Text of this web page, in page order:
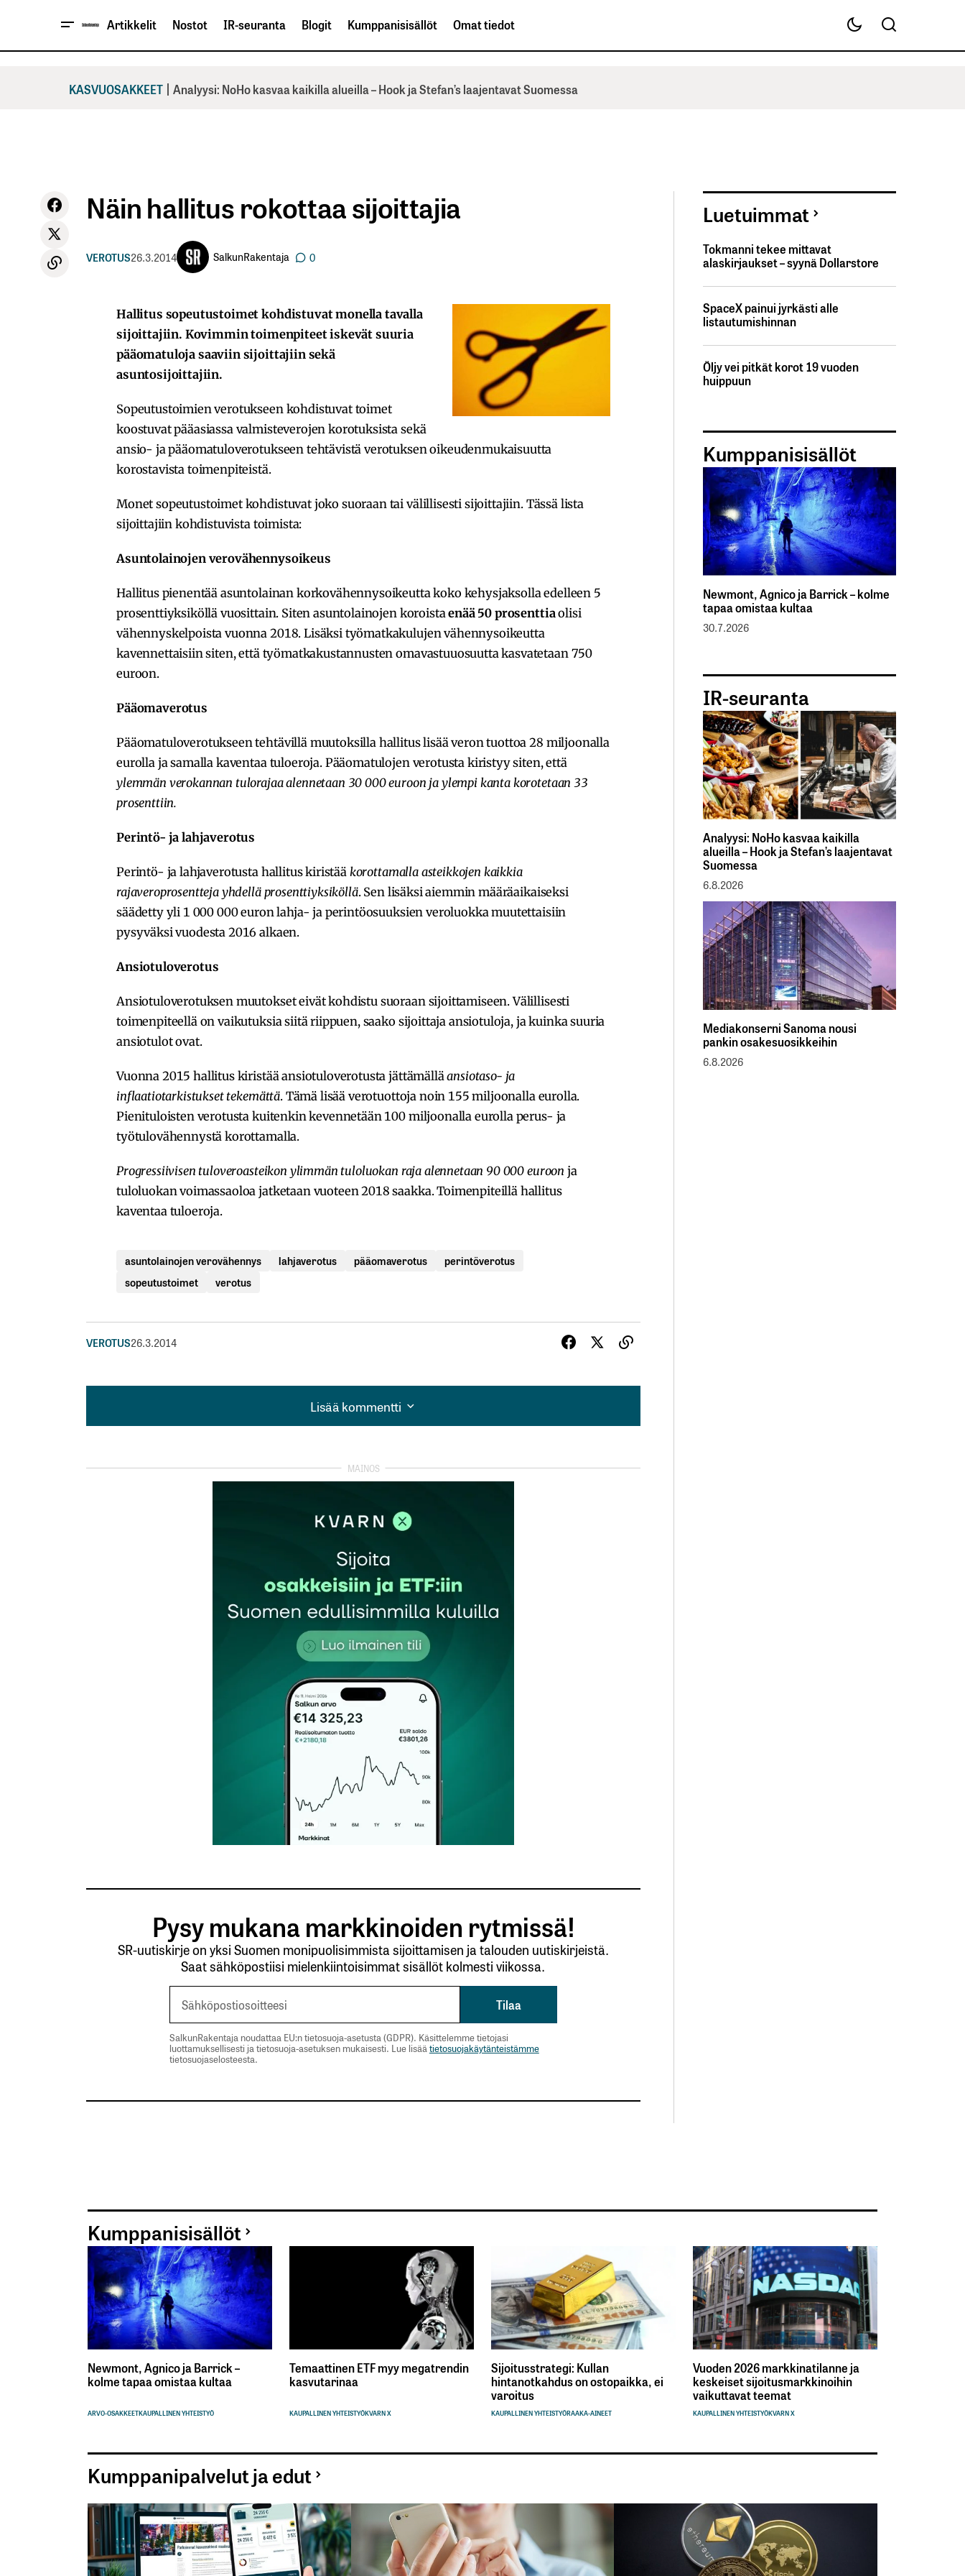
Artikkelit Nostot IR-seuranta Blogit Kumppanisisällöt Omat tiedot
KASVUOSAKKEET | Analyysi: NoHo kasvaa kaikilla alueilla – Hook ja Stefan’s laajentavat Suomessa
Näin hallitus rokottaa sijoittajia
VEROTUS26.3.2014 SalkunRakentaja 0
Hallitus sopeutustoimet kohdistuvat monella tavalla
sijoittajiin. Kovimmin toimenpiteet iskevät suuria
pääomatuloja saaviin sijoittajiin sekä
asuntosijoittajiin.
Sopeutustoimien verotukseen kohdistuvat toimet
koostuvat pääasiassa valmisteverojen korotuksista sekä
ansio- ja pääomatuloverotukseen tehtävistä verotuksen oikeudenmukaisuutta
korostavista toimenpiteistä.
Monet sopeutustoimet kohdistuvat joko suoraan tai välillisesti sijoittajiin. Tässä lista
sijoittajiin kohdistuvista toimista:
Asuntolainojen verovähennysoikeus
Hallitus pienentää asuntolainan korkovähennysoikeutta koko kehysjaksolla edelleen 5
prosenttiyksiköllä vuosittain. Siten asuntolainojen koroistaenää 50 prosenttiaolisi
vähennyskelpoista vuonna 2018. Lisäksi työmatkakulujen vähennysoikeutta
kavennettaisiin siten, että työmatkakustannusten omavastuuosuutta kasvatetaan 750
euroon.
Pääomaverotus
Pääomatuloverotukseen tehtävillä muutoksilla hallitus lisää veron tuottoa 28 miljoonalla
eurolla ja samalla kaventaa tuloeroja. Pääomatulojen verotusta kiristyy siten, että
ylemmän verokannan tulorajaa alennetaan 30 000 euroon ja ylempi kanta korotetaan 33
prosenttiin.
Perintö- ja lahjaverotus
Perintö- ja lahjaverotusta hallitus kiristää korottamalla asteikkojen kaikkia
rajaveroprosentteja yhdellä prosenttiyksiköllä. Sen lisäksi aiemmin määräaikaiseksi
säädetty yli 1 000 000 euron lahja- ja perintöosuuksien veroluokka muutettaisiin
pysyväksi vuodesta 2016 alkaen.
Ansiotuloverotus
Ansiotuloverotuksen muutokset eivät kohdistu suoraan sijoittamiseen. Välillisesti
toimenpiteellä on vaikutuksia siitä riippuen, saako sijoittaja ansiotuloja, ja kuinka suuria
ansiotulot ovat.
Vuonna 2015 hallitus kiristää ansiotuloverotusta jättämälläansiotaso- ja
inflaatiotarkistukset tekemättä. Tämä lisää verotuottoja noin 155 miljoonalla eurolla.
Pienituloisten verotusta kuitenkin kevennetään 100 miljoonalla eurolla perus- ja
työtulovähennystä korottamalla.
Progressiivisen tuloveroasteikon ylimmän tuloluokan raja alennetaan 90 000 euroon ja
tuloluokan voimassaoloa jatketaan vuoteen 2018 saakka. Toimenpiteillä hallitus
kaventaa tuloeroja.
asuntolainojen verovähennys lahjaverotus pääomaverotus
perintöverotus
sopeutustoimet
verotus
VEROTUS26.3.2014
Lisää kommentti
Lisää kommentti
Pakolliset kentät on merkitty
Sähköpostiosoitteesi
Pysy mukana markkinoiden rytmissä!
SR-uutiskirje on yksi Suomen monipuolisimmista sijoittamisen ja talouden uutiskirjeistä.
Saat sähköpostiisi mielenkiintoisimmat sisällöt kolmesti viikossa.
SalkunRakentaja noudattaa EU:n tietosuoja-asetusta (GDPR). Käsittelemme tietojasi
luottamuksellisesti ja tietosuoja-asetuksen mukaisesti. Lue lisää tietosuojakäytänteistämme
tietosuojaselosteesta.
Luetuimmat
Tokmanni tekee mittavat
alaskirjaukset – syynä Dollarstore
SpaceX painui jyrkästi alle
listautumishinnan
Öljy vei pitkät korot 19 vuoden
huippuun
Kumppanisisällöt
Newmont, Agnico ja Barrick – kolme
tapaa omistaa kultaa
30.7.2026
IR-seuranta
Analyysi: NoHo kasvaa kaikilla
alueilla – Hook ja Stefan’s laajentavat
Suomessa
6.8.2026
Mediakonserni Sanoma nousi
pankin osakesuosikkeihin
6.8.2026
Kumppanisisällöt
Newmont, Agnico ja Barrick –
kolme tapaa omistaa kultaa
ARVO-OSAKKEETKAUPALLINEN YHTEISTYÖ
Temaattinen ETF myy megatrendin
kasvutarinaa
KAUPALLINEN YHTEISTYÖKVARN X
Sijoitusstrategi: Kullan
hintanotkahdus on ostopaikka, ei
varoitus
KAUPALLINEN YHTEISTYÖRAAKA-AINEET
Vuoden 2026 markkinatilanne ja
keskeiset sijoitusmarkkinoihin
vaikuttavat teemat
KAUPALLINEN YHTEISTYÖKVARN X
Kumppanipalvelut ja edut